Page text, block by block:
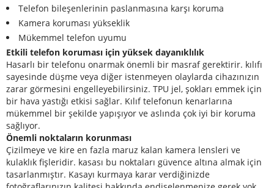
Telefon bileşenlerinin paslanmasına karşı koruma
Kamera koruması yükseklik
Mükemmel telefon uyumu
Etkili telefon koruması için yüksek dayanıklılık
Hasarlı bir telefonu onarmak önemli bir masraf gerektirir. kılıfı
sayesinde düşme veya diğer istenmeyen olaylarda cihazınızın
zarar görmesini engelleyebilirsiniz. TPU jel, şokları emmek için
bir hava yastığı etkisi sağlar. Kılıf telefonun kenarlarına
mükemmel bir şekilde yapışıyor ve aslında çok iyi bir koruma
sağlıyor.
Önemli noktaların korunması
Çizilmeye ve kire en fazla maruz kalan kamera lensleri ve
kulaklık fişleridir. kasası bu noktaları güvence altına almak için
tasarlanmıştır. Kasayı kurmaya karar verdiğinizde